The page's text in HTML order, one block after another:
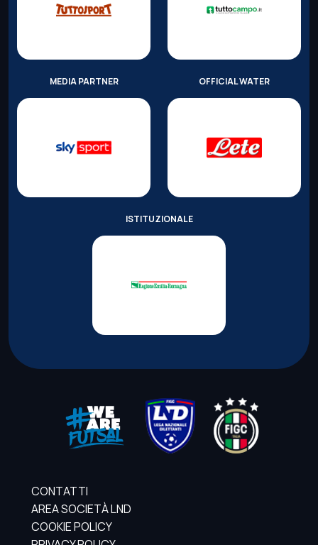
MEDIA PARTNER OFFICIAL WATER
ISTITUZIONALE
CONTATTI
AREA SOCIETÀ LND
COOKIE POLICY